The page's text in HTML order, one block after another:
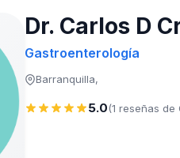
Dr. Carlos D
Gastroenterología
Barranquilla,
5.0(1 reseñas de